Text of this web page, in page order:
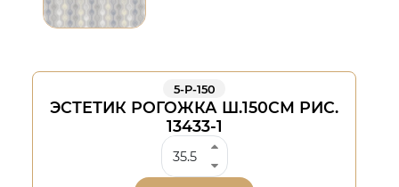
5-Р-150
ЭСТЕТИК РОГОЖКА Ш.150СМ РИС.
13433-1